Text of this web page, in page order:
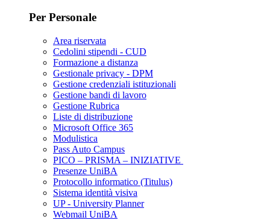
Per Personale
Area riservata
Cedolini stipendi - CUD
Formazione a distanza
Gestionale privacy - DPM
Gestione credenziali istituzionali
Gestione bandi di lavoro
Gestione Rubrica
Liste di distribuzione
Microsoft Office 365
Modulistica
Pass Auto Campus
PICO – PRISMA – INIZIATIVE
Presenze UniBA
Protocollo informatico (Titulus)
Sistema identità visiva
UP - University Planner
Webmail UniBA